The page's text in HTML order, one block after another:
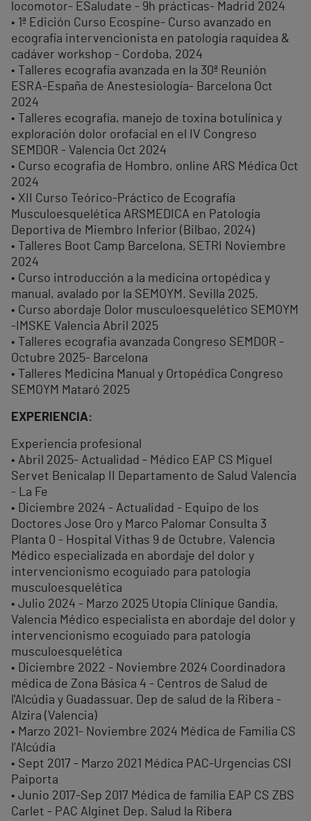
locomotor- ESaludate - 9h prácticas- Madrid 2024
• 1ª Edición Curso Ecospine- Curso avanzado en
ecografía intervencionista en patología raquídea &
cadáver workshop - Cordoba, 2024
• Talleres ecografía avanzada en la 30ª Reunión
ESRA-España de Anestesiología- Barcelona Oct
2024
• Talleres ecografía, manejo de toxina botulínica y
exploración dolor orofacial en el IV Congreso
SEMDOR - Valencia Oct 2024
• Curso ecografia de Hombro, online ARS Médica Oct
2024
• XII Curso Teórico-Práctico de Ecografía
Musculoesquelética ARSMEDICA en Patología
Deportiva de Miembro Inferior (Bilbao, 2024)
• Talleres Boot Camp Barcelona, SETRI Noviembre
2024
• Curso introducción a la medicina ortopédica y
manual, avalado por la SEMOYM. Sevilla 2025.
• Curso abordaje Dolor musculoesquelético SEMOYM
-IMSKE Valencia Abril 2025
• Talleres ecografia avanzada Congreso SEMDOR -
Octubre 2025- Barcelona
• Talleres Medicina Manual y Ortopédica Congreso
SEMOYM Mataró 2025
EXPERIENCIA:
Experiencia profesional
• Abril 2025- Actualidad - Médico EAP CS Miguel
Servet Benicalap II Departamento de Salud Valencia
- La Fe
• Diciembre 2024 - Actualidad - Equipo de los
Doctores Jose Oro y Marco Palomar Consulta 3
Planta 0 - Hospital Vithas 9 de Octubre, Valencia
Médico especializada en abordaje del dolor y
intervencionismo ecoguiado para patología
musculoesquelética
• Julio 2024 - Marzo 2025 Utopía Clínique Gandia,
Valencia Médico especialista en abordaje del dolor y
intervencionismo ecoguiado para patología
musculoesquelética
• Diciembre 2022 - Noviembre 2024 Coordinadora
médica de Zona Básica 4 - Centros de Salud de
l'Alcúdia y Guadassuar. Dep de salud de la Ribera -
Alzira (Valencia)
• Marzo 2021- Noviembre 2024 Médica de Familia CS
l’Alcúdia
• Sept 2017 - Marzo 2021 Médica PAC-Urgencias CSI
Paiporta
• Junio 2017-Sep 2017 Médica de família EAP CS ZBS
Carlet - PAC Alginet Dep. Salud la Ribera